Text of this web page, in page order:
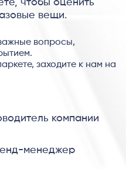
вещи.
вопросы,
заходите к нам на
компании
менеджер